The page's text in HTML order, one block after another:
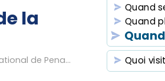
Quand
Quand
Quoi
la
Taman Negara, Cameron Highlands, Gunung Ledang, Parc national de Penang, Géoparcs de Langkawi